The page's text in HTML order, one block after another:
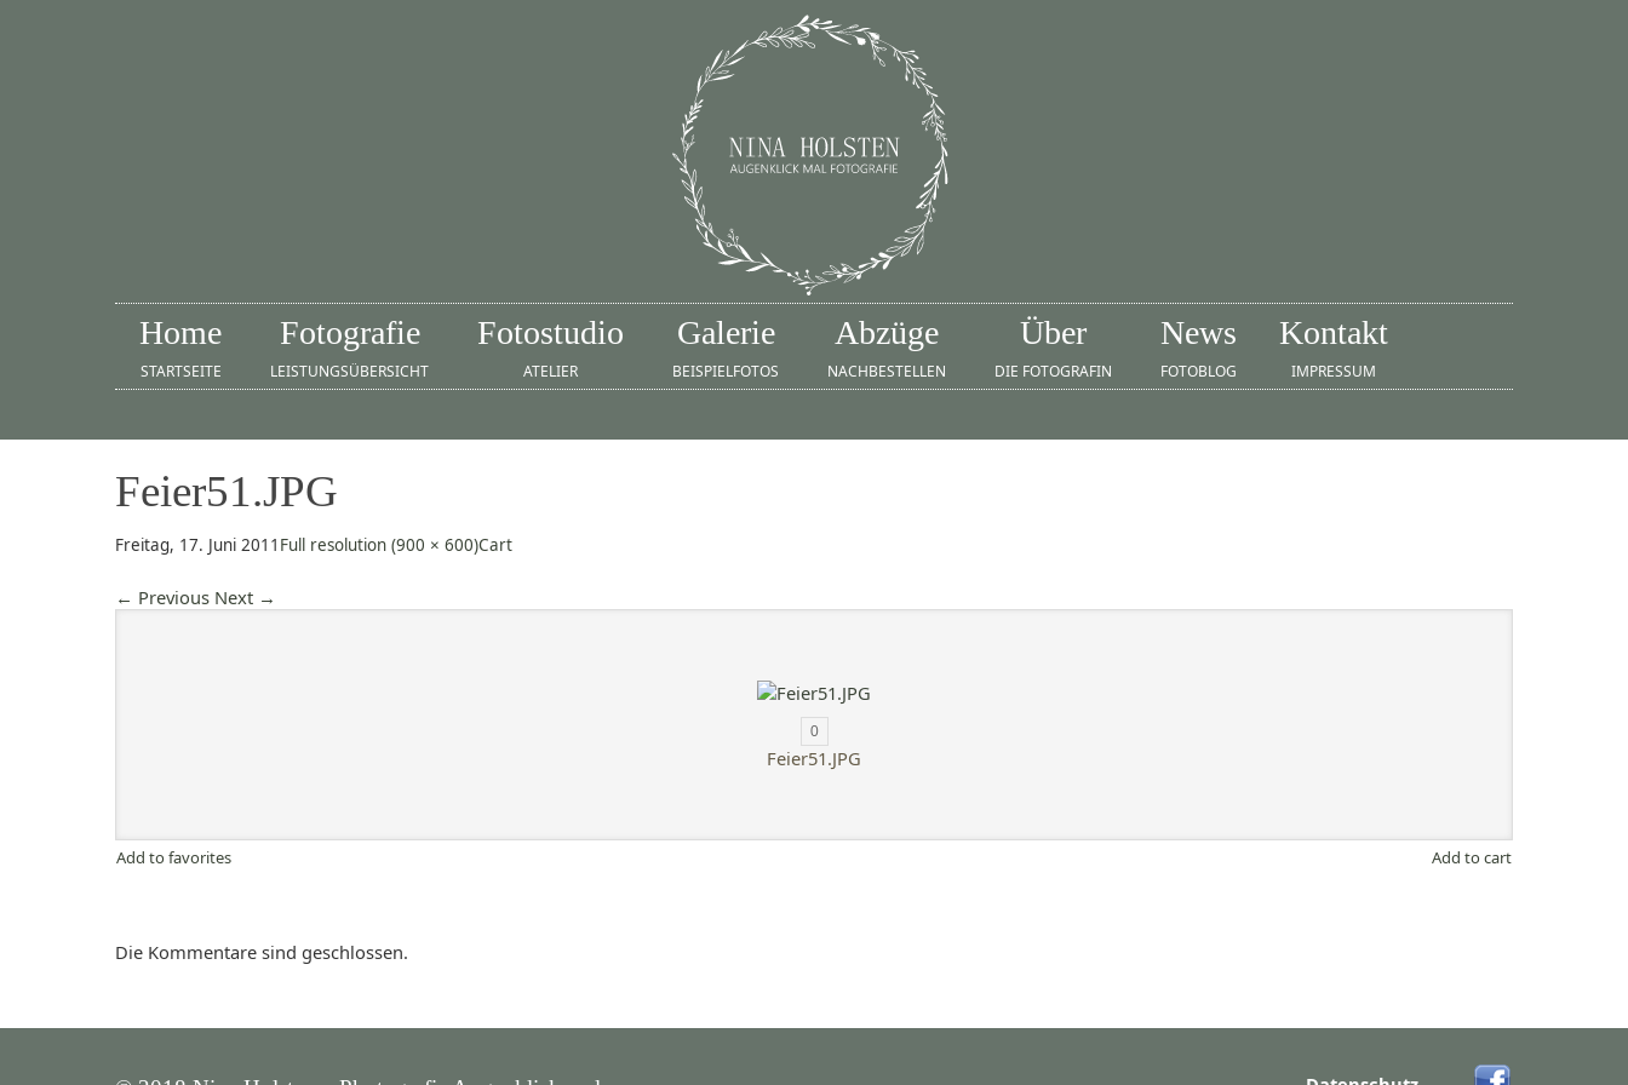
Home
STARTSEITE
Fotografie
LEISTUNGSÜBERSICHT
Fotostudio
ATELIER
Galerie
BEISPIELFOTOS
Abzüge
NACHBESTELLEN
Über
DIE FOTOGRAFIN
News
FOTOBLOG
Kontakt
IMPRESSUM
Feier51.JPG
Freitag, 17. Juni 2011 Full resolution (900 × 600)Cart
← Previous Next →
0
Feier51.JPG
Add to favorites Add to cart
Die Kommentare sind geschlossen.